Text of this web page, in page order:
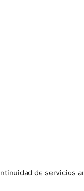
de servicios